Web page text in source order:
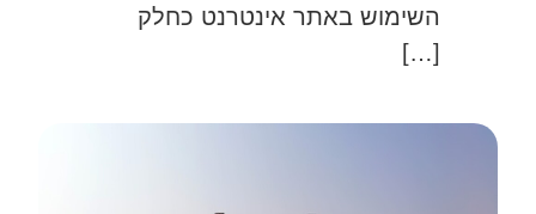
השימוש באתר אינטרנט כחלק
[…]